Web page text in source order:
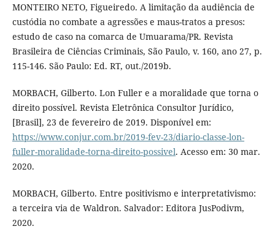
MONTEIRO NETO, Figueiredo. A limitação da audiência de
custódia no combate a agressões e maus-tratos a presos:
estudo de caso na comarca de Umuarama/PR. Revista
Brasileira de Ciências Criminais, São Paulo, v. 160, ano 27, p.
115-146. São Paulo: Ed. RT, out./2019b.
MORBACH, Gilberto. Lon Fuller e a moralidade que torna o
direito possível. Revista Eletrônica Consultor Jurídico,
[Brasil], 23 de fevereiro de 2019. Disponível em:
https://www.conjur.com.br/2019-fev-23/diario-classe-lon-
fuller-moralidade-torna-direito-possivel. Acesso em: 30 mar.
2020.
MORBACH, Gilberto. Entre positivismo e interpretativismo:
a terceira via de Waldron. Salvador: Editora JusPodivm,
2020.